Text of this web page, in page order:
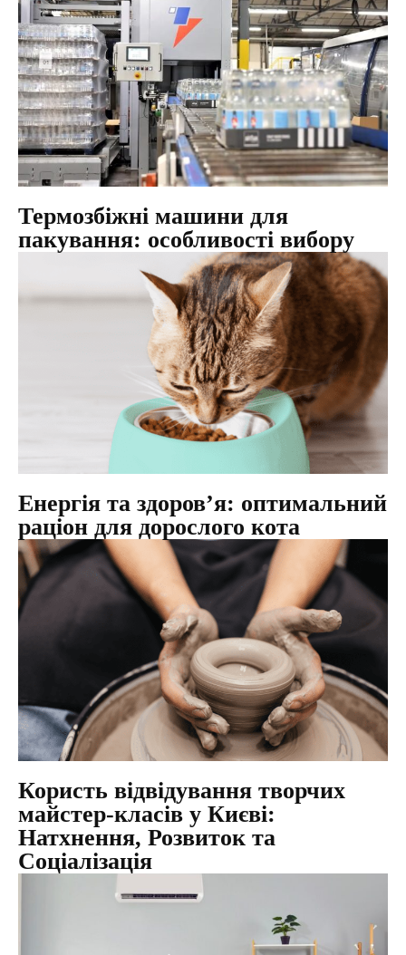
Термозбіжні машини для
пакування: особливості вибору
Енергія та здоров’я: оптимальний
раціон для дорослого кота
Користь відвідування творчих
майстер-класів у Києві:
Натхнення, Розвиток та
Соціалізація